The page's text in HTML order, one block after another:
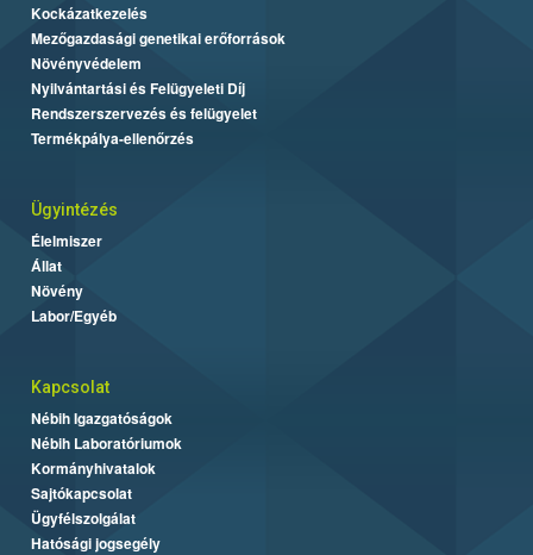
Kockázatkezelés
Mezőgazdasági genetikai erőforrások
Növényvédelem
Nyilvántartási és Felügyeleti Díj
Rendszerszervezés és felügyelet
Termékpálya-ellenőrzés
Ügyintézés
Élelmiszer
Állat
Növény
Labor/Egyéb
Kapcsolat
Nébih Igazgatóságok
Nébih Laboratóriumok
Kormányhivatalok
Sajtókapcsolat
Ügyfélszolgálat
Hatósági jogsegély